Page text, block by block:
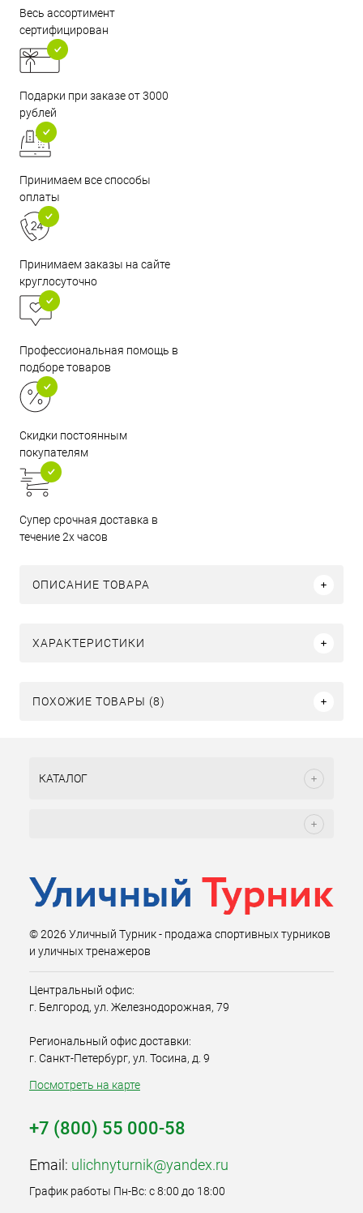
Весь ассортимент
сертифицирован
Подарки при заказе от 3000
рублей
Принимаем все способы
оплаты
Принимаем заказы на сайте
круглосуточно
Профессиональная помощь в
подборе товаров
Скидки постоянным
покупателям
Супер срочная доставка в
течение 2х часов
ОПИСАНИЕ ТОВАРА
ХАРАКТЕРИСТИКИ
ПОХОЖИЕ ТОВАРЫ (8)
КАТАЛОГ
© 2026 Уличный Турник - продажа спортивных турников
и уличных тренажеров
Центральный офис:
г. Белгород, ул. Железнодорожная, 79
Региональный офис доставки:
г. Санкт-Петербург, ул. Тосина, д. 9
Посмотреть на карте
+7 (800) 55 000-58
Email: ulichnyturnik@yandex.ru
График работы Пн-Вс: с 8:00 до 18:00